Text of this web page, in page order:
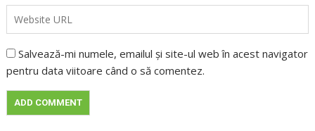
Salvează-mi numele, emailul și site-ul web în acest navigator
pentru data viitoare când o să comentez.